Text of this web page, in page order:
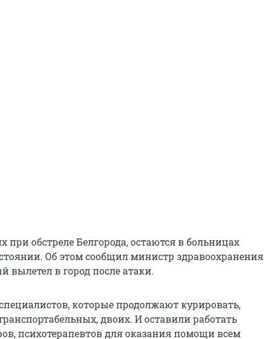
при обстреле Белгорода, остаются в больницах
Об этом сообщил министр здравоохранения
в город после атаки.
которые продолжают курировать,
двоих. И оставили работать
психотерапевтов для оказания помощи всем